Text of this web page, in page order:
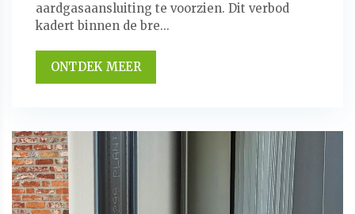
aardgasaansluiting te voorzien. Dit verbod
kadert binnen de bre...
ONTDEK MEER